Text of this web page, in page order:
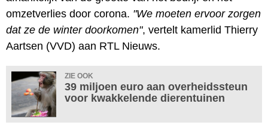
omzetverlies door corona. "We moeten ervoor zorgen
dat ze de winter doorkomen", vertelt kamerlid Thierry
Aartsen (VVD) aan RTL Nieuws.
ZIE OOK
39 miljoen euro aan overheidssteun
voor kwakkelende dierentuinen